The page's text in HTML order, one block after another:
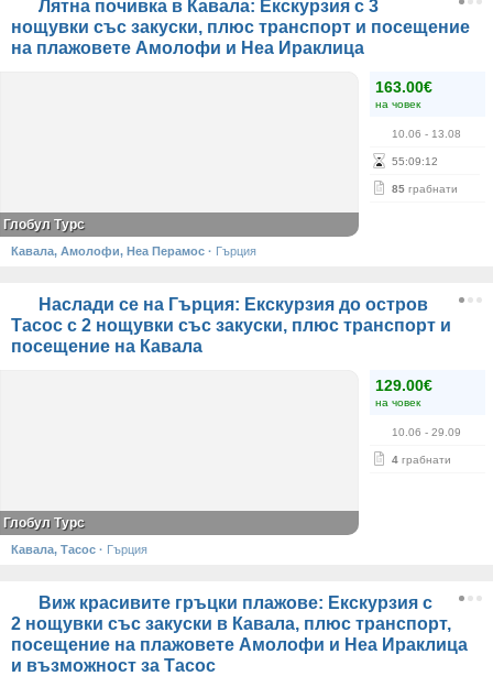
Лятна почивка в Кавала: Екскурзия с 3
нощувки със закуски, плюс транспорт и посещение
на плажовете Амолофи и Неа Ираклица
163.00€
на човек
10.06 - 13.08
55:09:12
85 грабнати
Глобул Турс
Кавала, Амолофи, Неа Перамос · Гърция
Наслади се на Гърция: Екскурзия до остров
Тасос с 2 нощувки със закуски, плюс транспорт и
посещение на Кавала
129.00€
на човек
10.06 - 29.09
4 грабнати
Глобул Турс
Кавала, Тасос · Гърция
Виж красивите гръцки плажове: Екскурзия с
2 нощувки със закуски в Кавала, плюс транспорт,
посещение на плажовете Амолофи и Неа Ираклица
и възможност за Тасос